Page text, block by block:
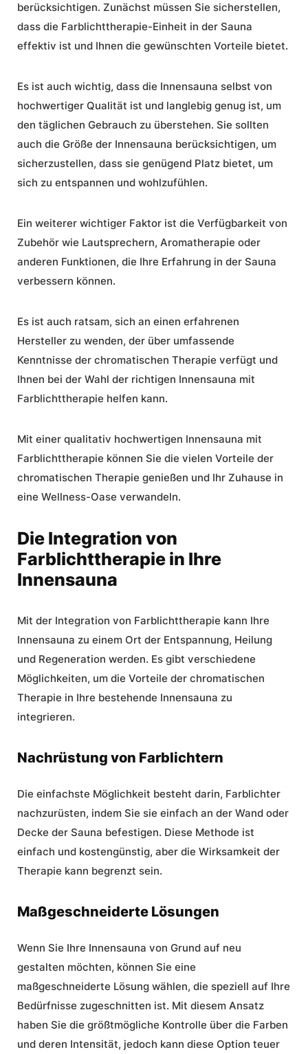
berücksichtigen. Zunächst müssen Sie sicherstellen,
dass die Farblichttherapie-Einheit in der Sauna
effektiv ist und Ihnen die gewünschten Vorteile bietet.
Es ist auch wichtig, dass die Innensauna selbst von
hochwertiger Qualität ist und langlebig genug ist, um
den täglichen Gebrauch zu überstehen. Sie sollten
auch die Größe der Innensauna berücksichtigen, um
sicherzustellen, dass sie genügend Platz bietet, um
sich zu entspannen und wohlzufühlen.
Ein weiterer wichtiger Faktor ist die Verfügbarkeit von
Zubehör wie Lautsprechern, Aromatherapie oder
anderen Funktionen, die Ihre Erfahrung in der Sauna
verbessern können.
Es ist auch ratsam, sich an einen erfahrenen
Hersteller zu wenden, der über umfassende
Kenntnisse der chromatischen Therapie verfügt und
Ihnen bei der Wahl der richtigen Innensauna mit
Farblichttherapie helfen kann.
Mit einer qualitativ hochwertigen Innensauna mit
Farblichttherapie können Sie die vielen Vorteile der
chromatischen Therapie genießen und Ihr Zuhause in
eine Wellness-Oase verwandeln.
Die Integration von
Farblichttherapie in Ihre
Innensauna
Mit der Integration von Farblichttherapie kann Ihre
Innensauna zu einem Ort der Entspannung, Heilung
und Regeneration werden. Es gibt verschiedene
Möglichkeiten, um die Vorteile der chromatischen
Therapie in Ihre bestehende Innensauna zu
integrieren.
Nachrüstung von Farblichtern
Die einfachste Möglichkeit besteht darin, Farblichter
nachzurüsten, indem Sie sie einfach an der Wand oder
Decke der Sauna befestigen. Diese Methode ist
einfach und kostengünstig, aber die Wirksamkeit der
Therapie kann begrenzt sein.
Maßgeschneiderte Lösungen
Wenn Sie Ihre Innensauna von Grund auf neu
gestalten möchten, können Sie eine
maßgeschneiderte Lösung wählen, die speziell auf Ihre
Bedürfnisse zugeschnitten ist. Mit diesem Ansatz
haben Sie die größtmögliche Kontrolle über die Farben
und deren Intensität, jedoch kann diese Option teuer